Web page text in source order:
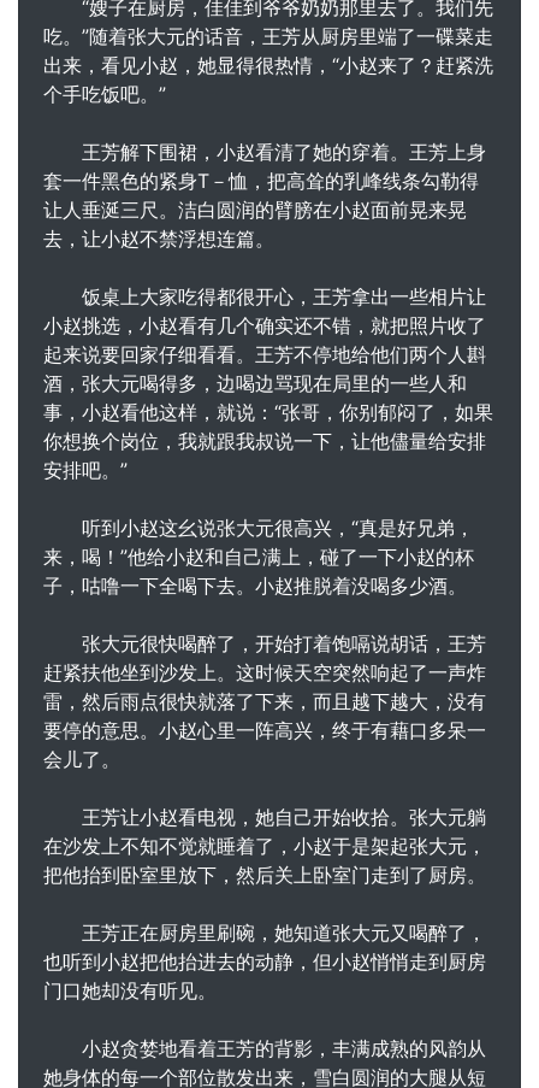
“嫂子在厨房，佳佳到爷爷奶奶那里去了。我们先
吃。”随着张大元的话音，王芳从厨房里端了一碟菜走
出来，看见小赵，她显得很热情，“小赵来了？赶紧洗
个手吃饭吧。”
王芳解下围裙，小赵看清了她的穿着。王芳上身
套一件黑色的紧身T－恤，把高耸的乳峰线条勾勒得
让人垂涎三尺。洁白圆润的臂膀在小赵面前晃来晃
去，让小赵不禁浮想连篇。
饭桌上大家吃得都很开心，王芳拿出一些相片让
小赵挑选，小赵看有几个确实还不错，就把照片收了
起来说要回家仔细看看。王芳不停地给他们两个人斟
酒，张大元喝得多，边喝边骂现在局里的一些人和
事，小赵看他这样，就说：“张哥，你别郁闷了，如果
你想换个岗位，我就跟我叔说一下，让他儘量给安排
安排吧。”
听到小赵这幺说张大元很高兴，“真是好兄弟，
来，喝！”他给小赵和自己满上，碰了一下小赵的杯
子，咕噜一下全喝下去。小赵推脱着没喝多少酒。
张大元很快喝醉了，开始打着饱嗝说胡话，王芳
赶紧扶他坐到沙发上。这时候天空突然响起了一声炸
雷，然后雨点很快就落了下来，而且越下越大，没有
要停的意思。小赵心里一阵高兴，终于有藉口多呆一
会儿了。
王芳让小赵看电视，她自己开始收拾。张大元躺
在沙发上不知不觉就睡着了，小赵于是架起张大元，
把他抬到卧室里放下，然后关上卧室门走到了厨房。
王芳正在厨房里刷碗，她知道张大元又喝醉了，
也听到小赵把他抬进去的动静，但小赵悄悄走到厨房
门口她却没有听见。
小赵贪婪地看着王芳的背影，丰满成熟的风韵从
她身体的每一个部位散发出来，雪白圆润的大腿从短